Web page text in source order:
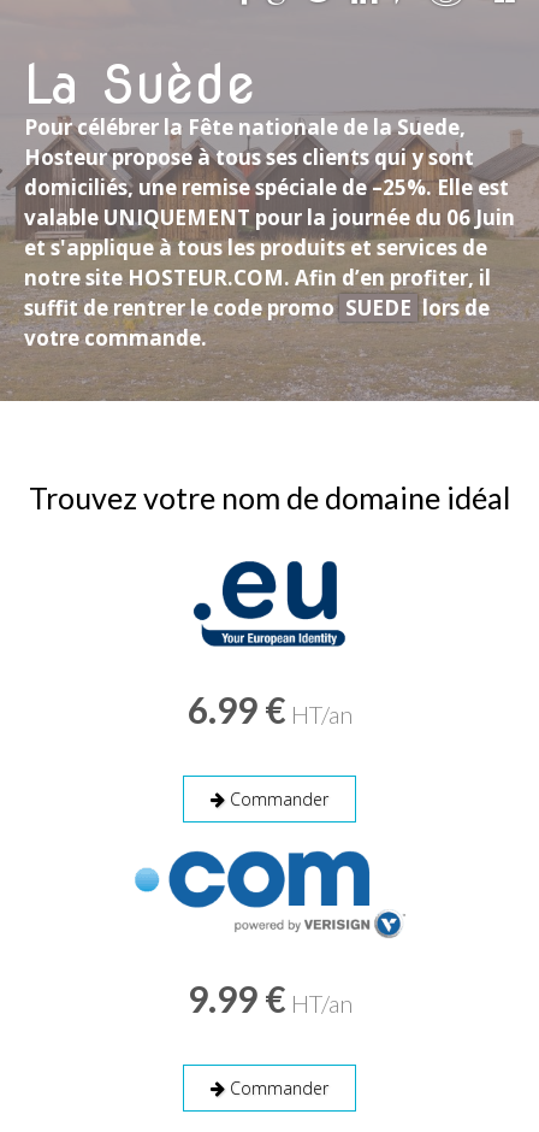
La Suède
Pour célébrer la Fête nationale de la Suede,
Hosteur propose à tous ses clients qui y sont
domiciliés, une remise spéciale de –25%. Elle est
valable UNIQUEMENT pour la journée du 06 Juin
et s'applique à tous les produits et services de
notre site HOSTEUR.COM. Afin d’en profiter, il
suffit de rentrer le code promo SUEDE lors de
votre commande.
Trouvez votre nom de domaine idéal
6.99 € HT/an
Commander
9.99 € HT/an
Commander